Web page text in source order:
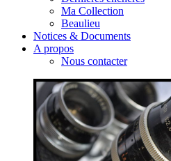
Ma Collection
Beaulieu
Notices & Documents
A propos
Nous contacter